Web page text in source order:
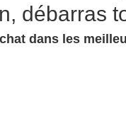
débarras
dans les